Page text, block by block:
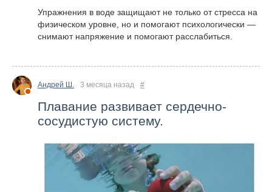
Упражнения в воде защищают не только от стресса на
физическом уровне, но и помогают психологически —
снимают напряжение и помогают расслабиться.
Андрей Ш. 3 месяца назад #
Плавание развивает сердечно-
сосудистую систему.